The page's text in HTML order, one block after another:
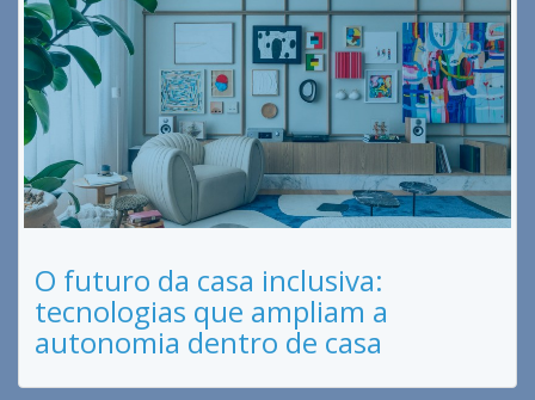
O futuro da casa inclusiva:
tecnologias que ampliam a
autonomia dentro de casa